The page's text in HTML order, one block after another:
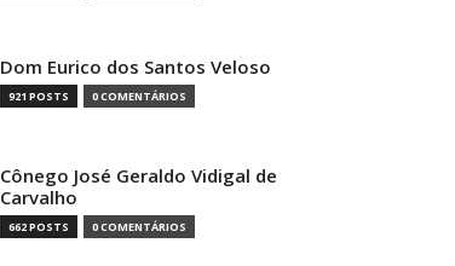
Dom Eurico dos Santos Veloso
921 POSTS 0 COMENTÁRIOS
Cônego José Geraldo Vidigal de
Carvalho
662 POSTS 0 COMENTÁRIOS